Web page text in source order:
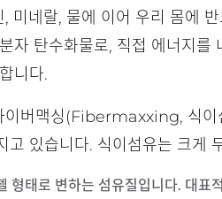
미네랄, 물에 이어 우리 몸에
자 탄수화물로, 직접 에너지를
니다.
버맥싱(Fibermaxxing, 식이
고 있습니다. 식이섬유는 크게
형태로 변하는 섬유질입니다. 대표